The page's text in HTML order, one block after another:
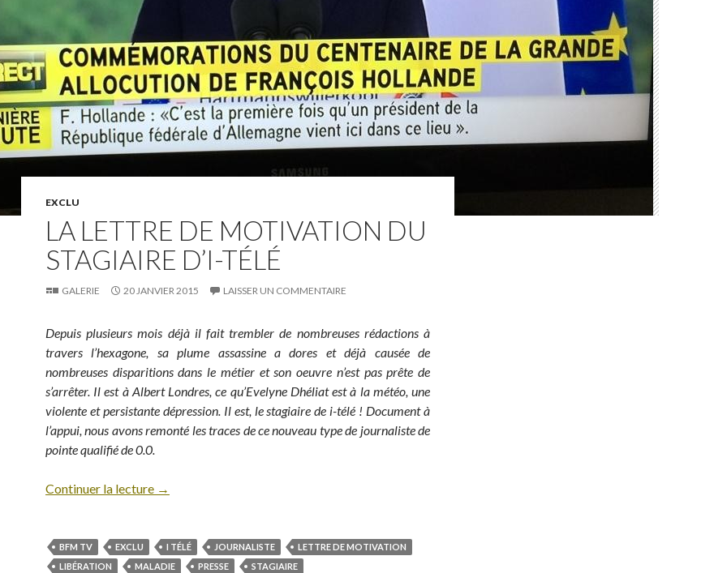
EXCLU
LA LETTRE DE MOTIVATION DU
STAGIAIRE D’I-TÉLÉ
GALERIE 20 JANVIER 2015 LAISSER UN COMMENTAIRE
Depuis plusieurs mois déjà il fait trembler de nombreuses rédactions à
travers l’hexagone, sa plume assassine a dores et déjà causée de
nombreuses disparitions dans le métier et son oeuvre n’est pas prête de
s’arrêter. Il est à Albert Londres, ce qu’Evelyne Dhéliat est à la météo, une
violente et persistante dépression. Il est, le stagiaire de i-télé ! Document à
l’appui, nous avons remonté les traces de ce nouveau type de journaliste de
pointe qualifié de 0.0.
Continuer la lecture →
BFM TV EXCLU I TÉLÉ JOURNALISTE
LETTRE DE MOTIVATION
LIBÉRATION
MALADIE PRESSE STAGIAIRE